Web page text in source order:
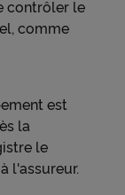
contrôler le
comme
est
la
le
l'assureur.